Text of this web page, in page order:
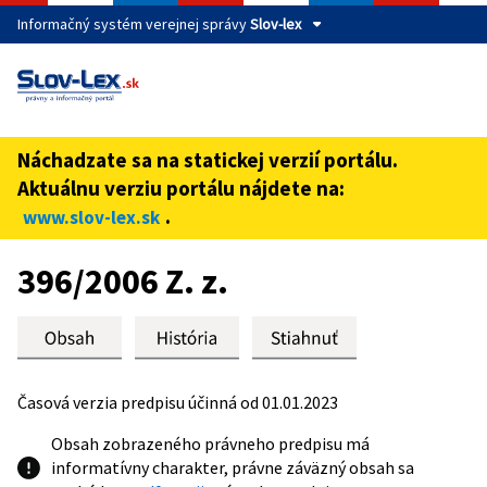
Informačný systém verejnej správySlov-lex
Táto stránka je zabezpečená
cez zabezpečenú webovú stránku verejnej správy SR.
Zabezpečená stránka vždy začína https:// pred názvom
domény webového sídla.
Náchadzate sa na statickej verzií portálu.
Aktuálnu verziu portálu nájdete na:
www.slov-lex.sk .
Preskoč na obsah
396/2006 Z. z.
Časová verzia predpisu účinná od 01.01.2023
Obsah zobrazeného právneho predpisu má
informatívny charakter, právne záväzný obsah sa